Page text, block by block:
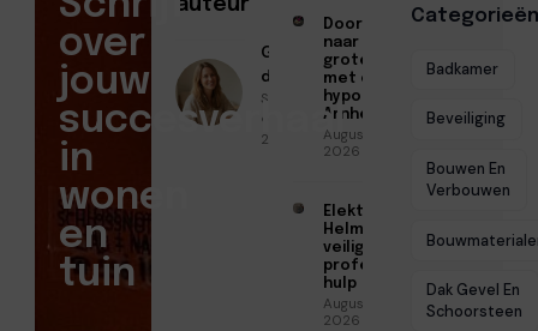
Geschreven
door
Sofia Mendes
● April 22,
2026
Doorstromen
naar een
groter huis
met een
hypotheek in
Arnhem
Augustus 7,
2026
Elektricien
Helmond voor
veilige en
professionele
hulp
Augustus 6,
2026
Categorieën
Badkamer
Beveiliging
Bouwen En
Verbouwen
Dak Gevel En
Schoorsteen
over
jouw
succesverhaal
in
wonen
en
tuin